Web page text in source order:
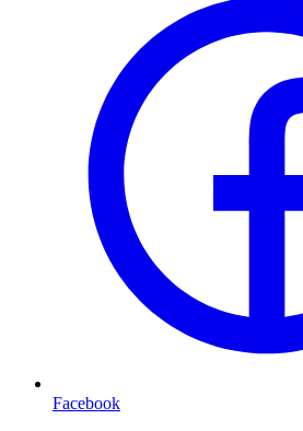
Facebook